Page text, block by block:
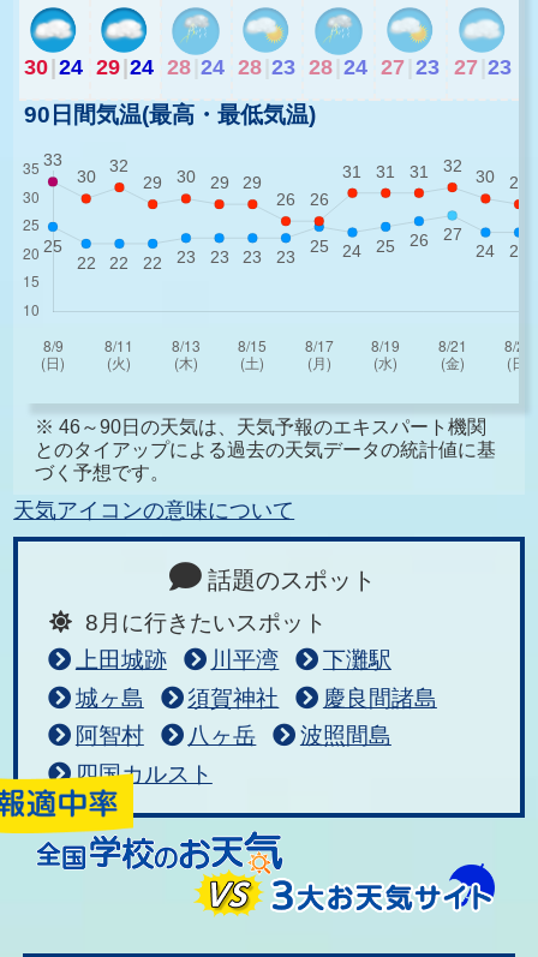
30 24 29 24 28 24 28 23 28 24 27 23 27 23
90日間気温(最高・最低気温)
※ 46～90日の天気は、天気予報のエキスパート機関
とのタイアップによる過去の天気データの統計値に基
づく予想です。
天気アイコンの意味について
話題のスポット
8月に行きたいスポット
上田城跡
川平湾
下灘駅
城ヶ島
須賀神社
慶良間諸島
阿智村
八ヶ岳
波照間島
四国カルスト